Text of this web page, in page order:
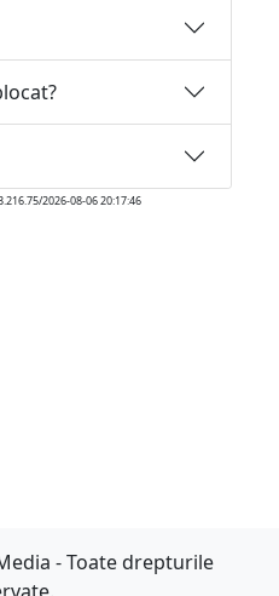
2026-08-06 20:17:46
- Toate drepturile